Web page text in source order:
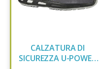
CALZATURA DI
SICUREZZA U-POWER